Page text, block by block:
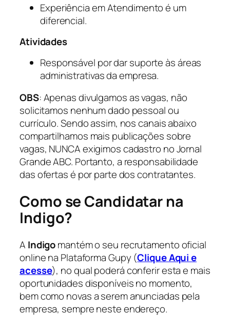
Experiência em Atendimento é um
diferencial.
Atividades
Responsável por dar suporte às áreas
administrativas da empresa.
OBS: Apenas divulgamos as vagas, não
solicitamos nenhum dado pessoal ou
currículo. Sendo assim, nos canais abaixo
compartilhamos mais publicações sobre
vagas, NUNCA exigimos cadastro no Jornal
Grande ABC. Portanto, a responsabilidade
das ofertas é por parte dos contratantes.
Como se Candidatar na
Indigo?
A Indigomantém o seu recrutamento oficial
onlinena Plataforma Gupy (Clique Aqui e
acesse), no qual poderá conferir esta e mais
oportunidades disponíveis no momento,
bem como novas a serem anunciadas pela
empresa, sempre neste endereço.